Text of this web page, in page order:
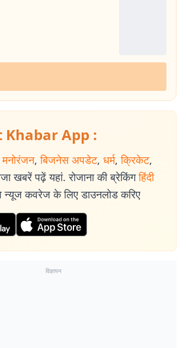
Khabar App :
मनोरंजन, बिजनेस अपडेट, धर्म, क्रिकेट,
खबरें पढ़ें यहां. रोजाना की ब्रेकिंग हिंदी
न्यूज कवरेज के लिए डाउनलोड करिए
विज्ञापन